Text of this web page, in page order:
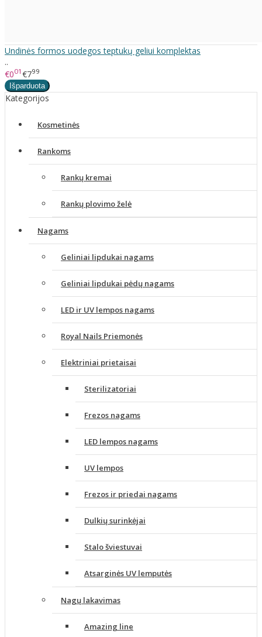
Undinės formos uodegos teptukų geliui komplektas
..
€001 €799
Kategorijos
Kosmetinės
Rankoms
Rankų kremai
Rankų plovimo želė
Nagams
Geliniai lipdukai nagams
Geliniai lipdukai pėdų nagams
LED ir UV lempos nagams
Royal Nails Priemonės
Elektriniai prietaisai
Sterilizatoriai
Frezos nagams
LED lempos nagams
UV lempos
Frezos ir priedai nagams
Dulkių surinkėjai
Stalo šviestuvai
Atsarginės UV lemputės
Nagų lakavimas
Amazing line